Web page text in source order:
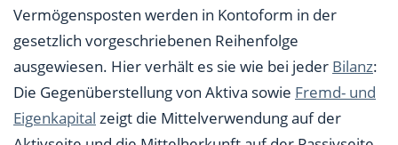
Vermögensposten werden in Kontoform in der
gesetzlich vorgeschriebenen Reihenfolge
ausgewiesen. Hier verhält es sie wie bei jeder Bilanz:
Die Gegenüberstellung von Aktiva sowie Fremd- und
Eigenkapital zeigt die Mittelverwendung auf der